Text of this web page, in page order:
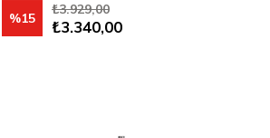
₺3.340,00
₺3.929,00
%15